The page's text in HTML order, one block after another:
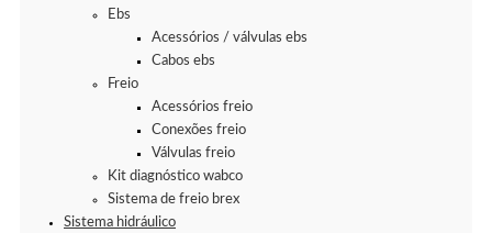
Ebs
Acessórios / válvulas ebs
Cabos ebs
Freio
Acessórios freio
Conexões freio
Válvulas freio
Kit diagnóstico wabco
Sistema de freio brex
Sistema hidráulico